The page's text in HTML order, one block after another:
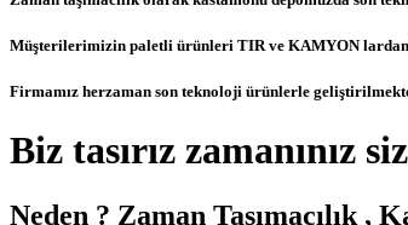
Müşterilerimizin paletli ürünleri TIR ve KAMYON
Firmamız herzaman son teknoloji ürünlerle
Biz tasırız zamanınız
Neden ? Zaman Taşımacılık ,